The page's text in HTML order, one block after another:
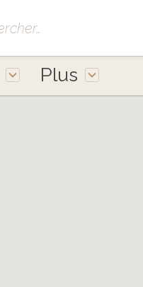
Plus